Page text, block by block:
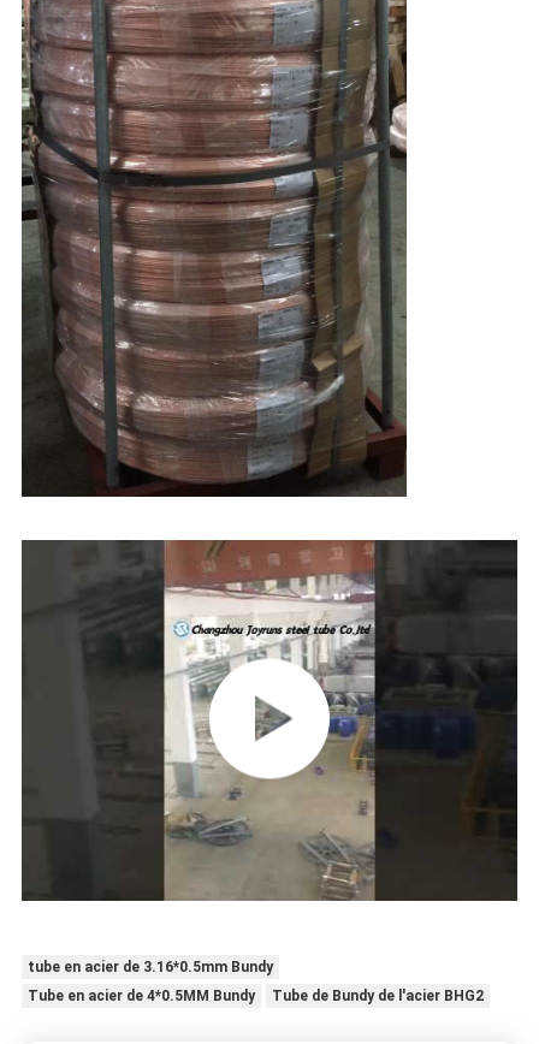
tube en acier de 3.16*0.5mm Bundy
Tube en acier de 4*0.5MM Bundy
Tube de Bundy de l'acier BHG2